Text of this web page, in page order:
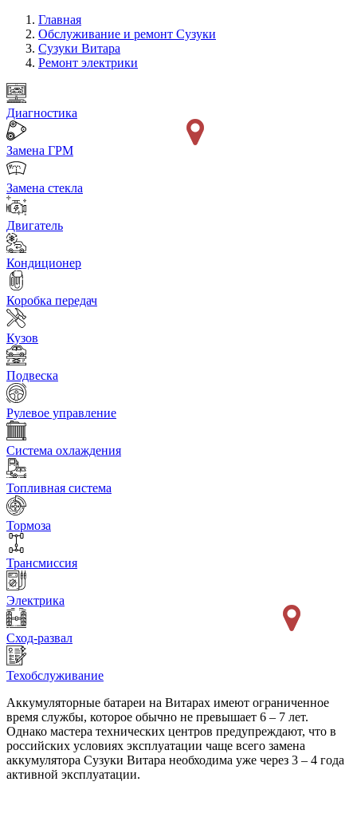
Главная
Обслуживание и ремонт Сузуки
Сузуки Витара
Ремонт электрики
Диагностика
Замена ГРМ
Замена стекла
Двигатель
Кондиционер
Коробка передач
Кузов
Подвеска
Рулевое управление
Система охлаждения
Топливная система
Тормоза
Трансмиссия
Электрика
Сход-развал
Техобслуживание
Аккумуляторные батареи на Витарах имеют ограниченное
время службы, которое обычно не превышает 6 – 7 лет.
Однако мастера технических центров предупреждают, что в
российских условиях эксплуатации чаще всего замена
аккумулятора Сузуки Витара необходима уже через 3 – 4 года
активной эксплуатации.